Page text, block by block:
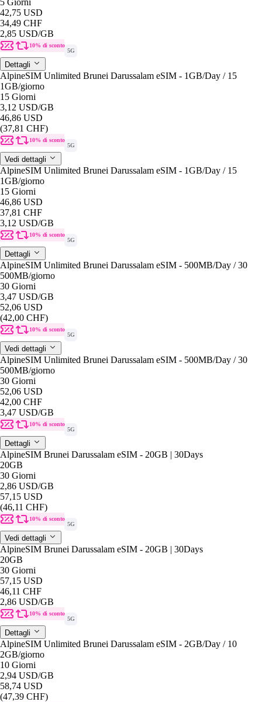
42,75 USD
34,49 CHF
2,85 USD/GB
10% di sconto
5G
Dettagli
AlpineSIM Unlimited Brunei Darussalam eSIM - 1GB/Day / 15
1GB/giorno
15 Giorni
3,12 USD/GB
46,86 USD
(37,81 CHF)
10% di sconto
5G
Vedi dettagli
AlpineSIM Unlimited Brunei Darussalam eSIM - 1GB/Day / 15
1GB/giorno
15 Giorni
46,86 USD
37,81 CHF
3,12 USD/GB
10% di sconto
5G
Dettagli
AlpineSIM Unlimited Brunei Darussalam eSIM - 500MB/Day / 30
500MB/giorno
30 Giorni
3,47 USD/GB
52,06 USD
(42,00 CHF)
10% di sconto
5G
Vedi dettagli
AlpineSIM Unlimited Brunei Darussalam eSIM - 500MB/Day / 30
500MB/giorno
30 Giorni
52,06 USD
42,00 CHF
3,47 USD/GB
10% di sconto
5G
Dettagli
AlpineSIM Brunei Darussalam eSIM - 20GB | 30Days
20GB
30 Giorni
2,86 USD/GB
57,15 USD
(46,11 CHF)
10% di sconto
5G
Vedi dettagli
AlpineSIM Brunei Darussalam eSIM - 20GB | 30Days
20GB
30 Giorni
57,15 USD
46,11 CHF
2,86 USD/GB
10% di sconto
5G
Dettagli
AlpineSIM Unlimited Brunei Darussalam eSIM - 2GB/Day / 10
2GB/giorno
10 Giorni
2,94 USD/GB
58,74 USD
(47,39 CHF)